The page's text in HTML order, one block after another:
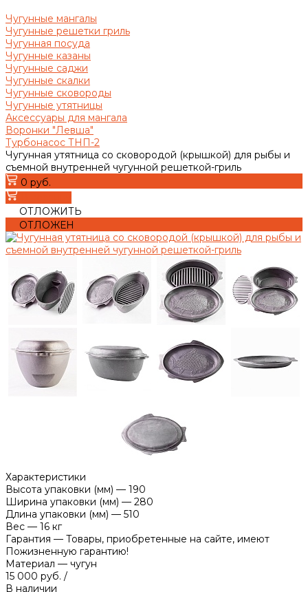
Чугунные мангалы
Чугунные решетки гриль
Чугунная посуда
Чугунные казаны
Чугунные саджи
Чугунные скалки
Чугунные сковороды
Чугунные утятницы
Аксессуары для мангала
Воронки "Левша"
Турбонасос ТНП-2
Чугунная утятница со сковородой (крышкой) для рыбы и
съемной внутренней чугунной решеткой-гриль
0 руб.
ОТЛОЖИТЬ
ОТЛОЖЕН
Характеристики
Высота упаковки (мм) — 190
Ширина упаковки (мм) — 280
Длина упаковки (мм) — 510
Вес — 16 кг
Гарантия — Товары, приобретенные на сайте, имеют
Пожизненную гарантию!
Материал — чугун
15 000 руб. /
В наличии